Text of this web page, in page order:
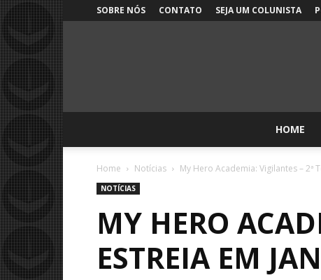
SOBRE NÓS CONTATO SEJA UM COLUNISTA
HOME
Home Notícias My Hero Academia: Vigilantes –
NOTÍCIAS
MY HERO
ESTREIA EM